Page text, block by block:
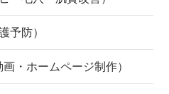
予防）
・ホームページ制作）